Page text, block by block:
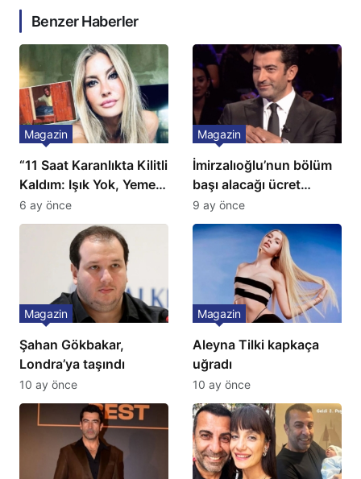
Benzer Haberler
“11 Saat Karanlıkta Kilitli
Kaldım: Işık Yok, Yemek
Yok, Tuvalet Yok!”
Çağla Şikel’den Şok
Magazin
6 ay önce
İmirzalıoğlu’nun bölüm
başı alacağı ücret
Türkiye’de bir ilk:
Gözünü 2 ilçeye dikti!
Magazin
9 ay önce
Şahan Gökbakar,
Londra’ya taşındı
Magazin
10 ay önce
Aleyna Tilki kapkaça
uğradı
Magazin
10 ay önce